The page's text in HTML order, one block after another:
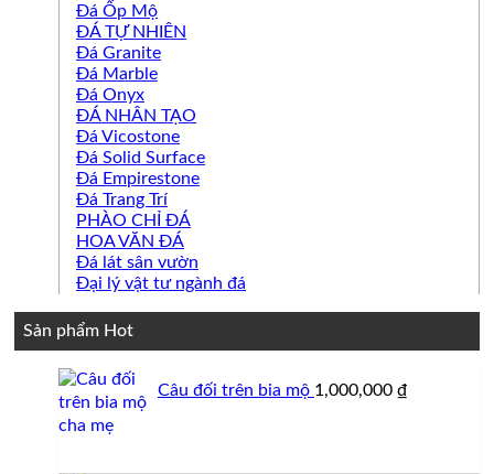
Đá Ốp Mộ
ĐÁ TỰ NHIÊN
Đá Granite
Đá Marble
Đá Onyx
ĐÁ NHÂN TẠO
Đá Vicostone
Đá Solid Surface
Đá Empirestone
Đá Trang Trí
PHÀO CHỈ ĐÁ
HOA VĂN ĐÁ
Đá lát sân vườn
Đại lý vật tư ngành đá
Sản phẩm Hot
Câu đối trên bia mộ 1,000,000 ₫